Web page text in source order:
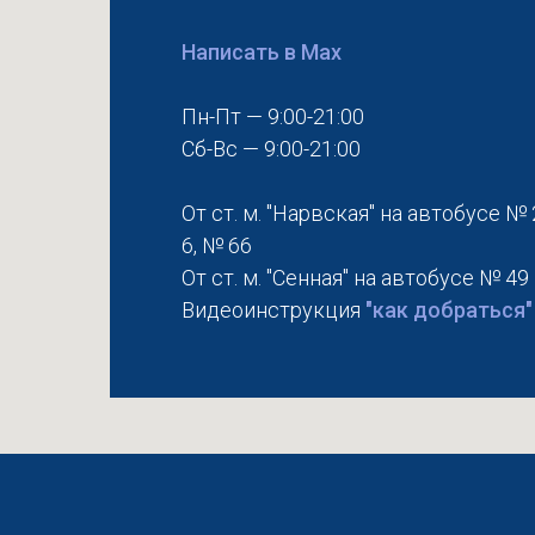
Написать в Max
Пн-Пт — 9:00-21:00
Сб-Вс — 9:00-21:00
От ст. м. "Нарвская" на автобусе
6, № 66
От ст. м. "Сенная" на автобусе № 49
Видеоинструкция "как добраться"